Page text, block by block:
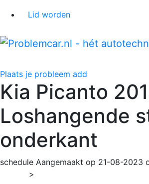
Lid worden
Plaats je probleem add
Kia Picanto
Loshangende
onderkant
schedule Aangemaakt op 21-08-2023
>